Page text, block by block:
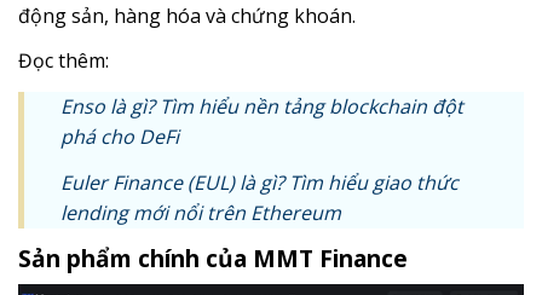
động sản, hàng hóa và chứng khoán.
Đọc thêm:
Enso là gì? Tìm hiểu nền tảng blockchain đột
phá cho DeFi
Euler Finance (EUL) là gì? Tìm hiểu giao thức
lending mới nổi trên Ethereum
Sản phẩm chính của MMT Finance